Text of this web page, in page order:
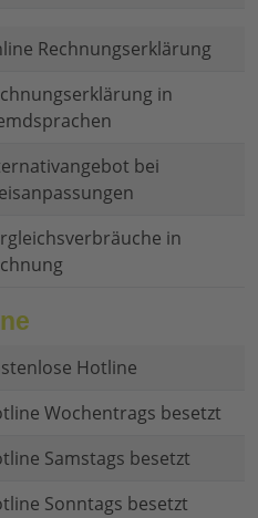
Rechnungserklärung
in
bei
in
Hotline
Wochentrags besetzt
Samstags besetzt
Sonntags besetzt